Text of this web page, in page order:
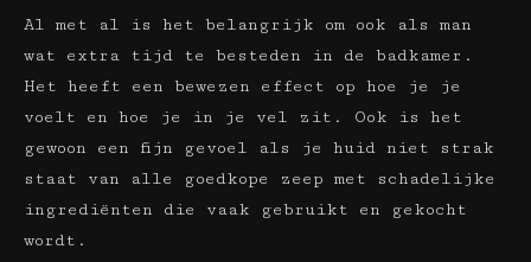
Al met al is het belangrijk om ook als man
wat extra tijd te besteden in de badkamer.
Het heeft een bewezen effect op hoe je je
voelt en hoe je in je vel zit. Ook is het
gewoon een fijn gevoel als je huid niet strak
staat van alle goedkope zeep met schadelijke
ingrediënten die vaak gebruikt en gekocht
wordt.